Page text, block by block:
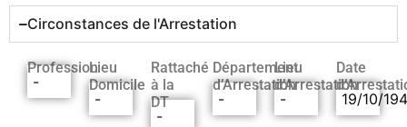
Circonstances de l'Arrestation
Profession
-
Lieu
Domicile
-
Rattaché
à la
DT
-
Département
d’Arrestation
-
Lieu
d’Arrestation
-
Date
19/10/